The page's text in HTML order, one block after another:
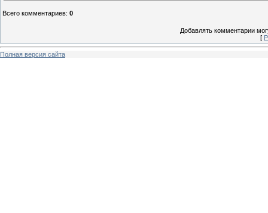
Всего комментариев: 0
Добавлять комментарии
[
Полная версия сайта